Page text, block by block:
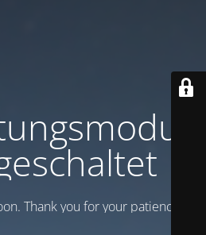
Thank you for your patience!